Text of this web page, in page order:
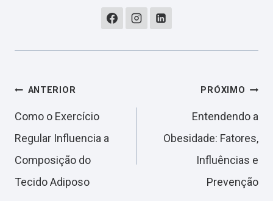
Navegação
de
Post
ANTERIOR
Como o Exercício
Regular Influencia a
Composição do
Tecido Adiposo
PRÓXIMO
Entendendo a
Obesidade: Fatores,
Influências e
Prevenção